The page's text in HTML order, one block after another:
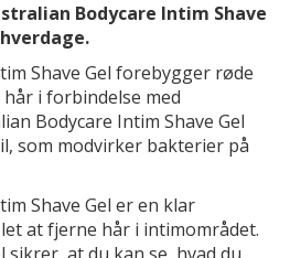
Bodycare Intim Shave
Shave Gel forebygger røde
i forbindelse med
Bodycare Intim Shave Gel
som modvirker bakterier på
Shave Gel er en klar
at fjerne hår i intimområdet.